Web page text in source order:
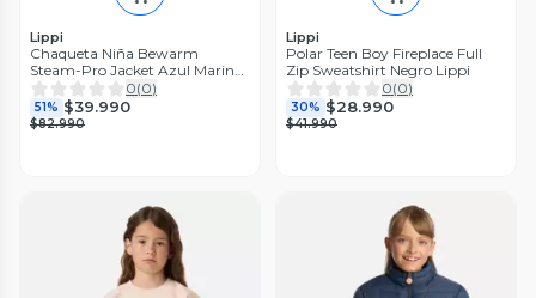
Lippi
Chaqueta Niña Bewarm
Steam-Pro Jacket Azul Marino
Lippi I26
0(0)
51% $39.990
$82.990
Lippi
Polar Teen Boy Fireplace Full
Zip Sweatshirt Negro Lippi
0(0)
30% $28.990
$41.990